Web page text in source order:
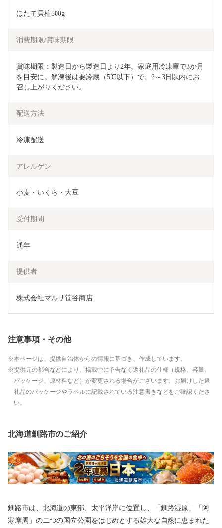
ほたて貝柱500g
消費期限/賞味期限
賞味期限：製造日から製造日より2年。家庭用冷凍庫で3か月
を目安に。解凍後は要冷蔵（5℃以下）で、2～3日以内にお
召し上がりください。
配送方法
冷凍配送
アレルゲン
小麦・いくら・大豆
受付期間
通年
提供者
株式会社マルサ笹谷商店
注意事項・その他
本ページは、提供自治体からの情報に基づき、作成しています。
提供元の都合などにより、掲載中に予告なく返礼品の仕様（規格、容量、
パッケージ、原材料など）が変更される場合がございます。お届けした返
礼品のパッケージやラベルに記載されている注意書きなどをご確認くださ
い。
北海道釧路市のご紹介
釧路市は、北海道の東部、太平洋岸に位置し、「釧路湿原」「阿
寒摩周」の二つの国立公園をはじめとする雄大な自然に恵まれた